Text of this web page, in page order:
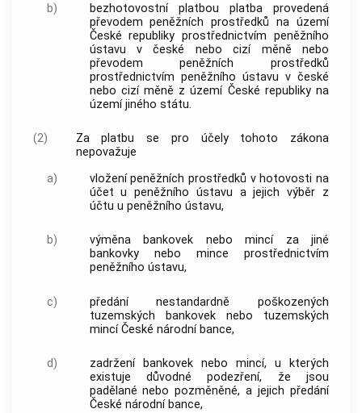
b) bezhotovostní platbou platbaprovedená
převodem peněžních prostředků na území
České republiky prostřednictvím peněžního
ústavu v české nebo cizí měně nebo
převodem peněžních prostředků
prostřednictvím peněžního ústavu v české
nebo cizí měně z území České republiky na
území jiného státu.
(2) Zaplatbu se pro účely tohoto zákona
nepovažuje
a)
vložení peněžních prostředků v hotovosti na
účet u peněžního ústavu a jejich výběr z
účtu u peněžního ústavu,
b)
výměna bankovek nebo mincí za jiné
bankovky nebo mince prostřednictvím
peněžního ústavu,
c)
předání nestandardně poškozených
tuzemských bankovek nebo tuzemských
mincí České národní bance,
d)
zadržení bankovek nebo mincí, u kterých
existuje důvodné podezření, že jsou
padělané nebo pozměněné, a jejich předání
České národní bance,